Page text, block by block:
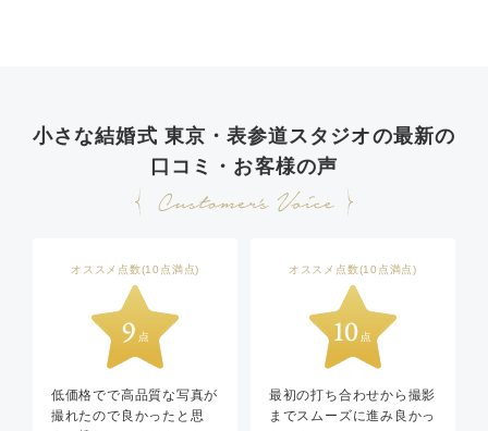
小さな結婚式 東京・表参道スタジオの最新の
口コミ・お客様の声
オススメ点数(10点満点)
低価格でで高品質な写真が
撮れたので良かったと思
オススメ点数(10点満点)
最初の打ち合わせから撮影
までスムーズに進み良かっ